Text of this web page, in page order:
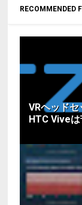
RECOMMENDED
VRヘッド
HTC Vive